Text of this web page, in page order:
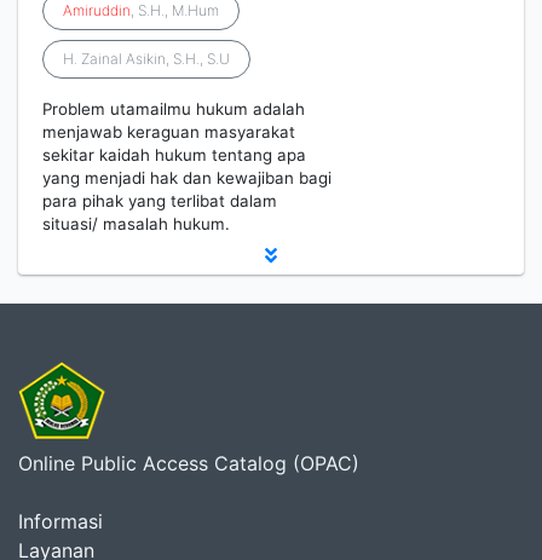
Amiruddin, S.H., M.Hum
H. Zainal Asikin, S.H., S.U
Problem utamailmu hukum adalah
menjawab keraguan masyarakat
sekitar kaidah hukum tentang apa
yang menjadi hak dan kewajiban bagi
para pihak yang terlibat dalam
situasi/ masalah hukum.
Online Public Access Catalog (OPAC)
Informasi
Layanan